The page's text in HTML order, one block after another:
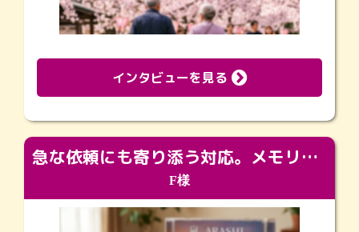
インタビューを見る
急な依頼にも寄り添う対応。メモリアルコーナーで振り返る大切な日々
F様